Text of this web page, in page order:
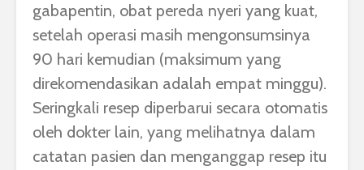
gabapentin, obat pereda nyeri yang kuat,
setelah operasi masih mengonsumsinya
90 hari kemudian (maksimum yang
direkomendasikan adalah empat minggu).
Seringkali resep diperbarui secara otomatis
oleh dokter lain, yang melihatnya dalam
catatan pasien dan menganggap resep itu